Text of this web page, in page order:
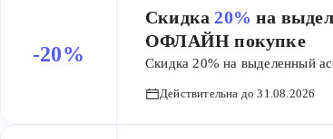
-20%
Скидка 20%на
ОФЛАЙН покупке
Скидка 20% на выделенный
Действительна до 31.08.2026